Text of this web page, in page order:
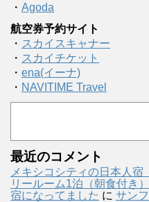
・ Agoda
航空券予約サイト
・ スカイスキャナー
・ スカイチケット
・ ena(イーナ)
・ NAVITIME Travel
最近のコメント
メキシコシティの日本人宿
リールーム1泊（朝食付き
宿になってました に サン